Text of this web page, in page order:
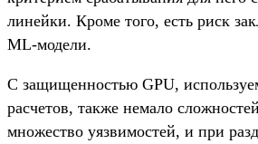
линейки. Кроме того, есть риск
ML-модели.
С защищенностью GPU,
расчетов, также немало
множество уязвимостей, и при